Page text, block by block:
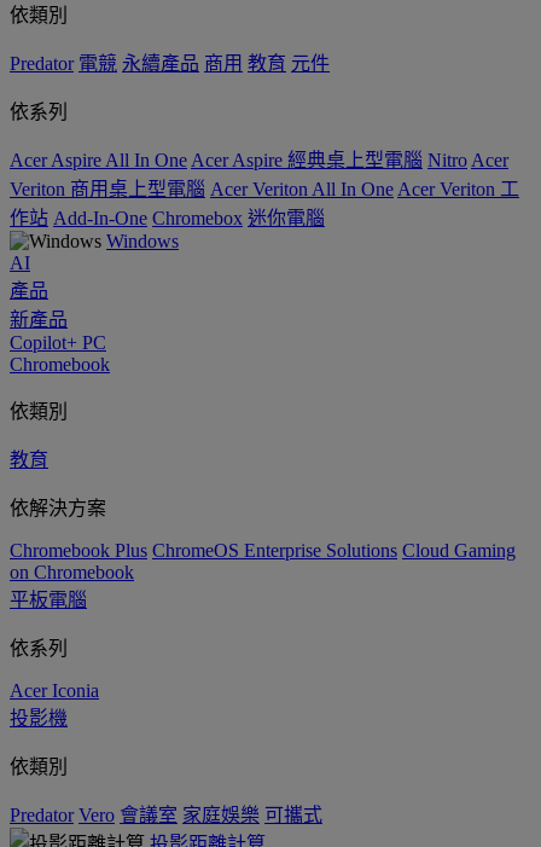
依類別
Predator 電競 永續產品 商用 教育 元件
依系列
Acer Aspire All In One Acer Aspire 經典桌上型電腦 Nitro Acer
Veriton 商用桌上型電腦 Acer Veriton All In One Acer Veriton 工
作站 Add-In-One Chromebox 迷你電腦
Windows
AI
產品
新產品
Copilot+ PC
Chromebook
依類別
教育
依解決方案
Chromebook Plus ChromeOS Enterprise Solutions Cloud Gaming
on Chromebook
平板電腦
依系列
Acer Iconia
投影機
依類別
Predator Vero 會議室 家庭娛樂 可攜式